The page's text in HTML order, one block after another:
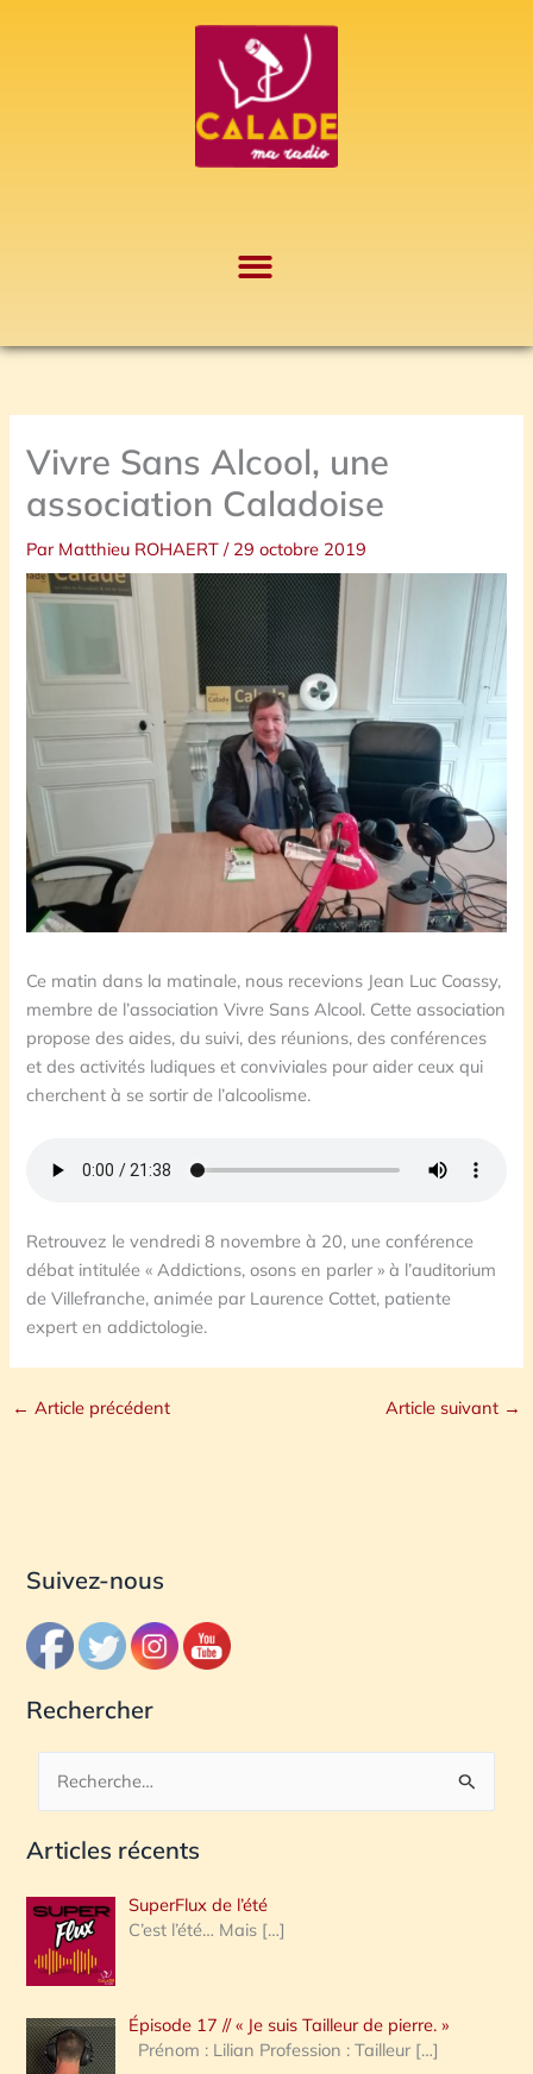
Vivre Sans Alcool, une
association Caladoise
Par Matthieu ROHAERT/ 29 octobre 2019
Ce matin dans la matinale, nous recevions Jean Luc Coassy,
membre de l’association Vivre Sans Alcool. Cette association
propose des aides, du suivi, des réunions, des conférences
et des activités ludiques et conviviales pour aider ceux qui
cherchent à se sortir de l’alcoolisme.
Retrouvez le vendredi 8 novembre à 20, une conférence
débat intitulée « Addictions, osons en parler » à l’auditorium
de Villefranche, animée par Laurence Cottet, patiente
expert en addictologie.
← Article précédent Article suivant →
Suivez-nous
Rechercher
c
e
r
c
h
e
Articles récents
SuperFlux de l’été
C’est l’été… Mais […]
Épisode 17 // « Je suis Tailleur de pierre. »
Prénom : Lilian Profession : Tailleur […]